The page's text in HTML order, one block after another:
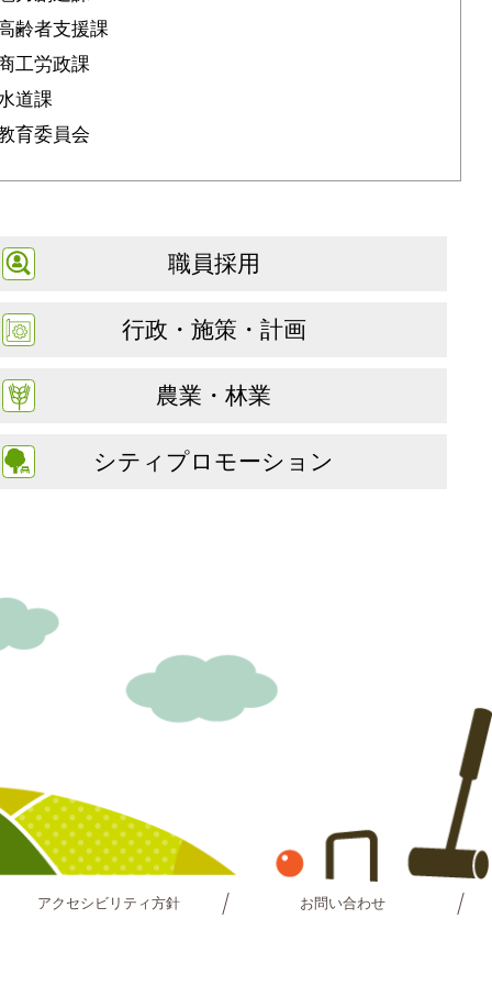
齢者支援課
工労政課
道課
育委員会
職員採用
行政・施策・計画
農業・林業
シティプロモーション
アクセシビリティ方針 お問い合わせ